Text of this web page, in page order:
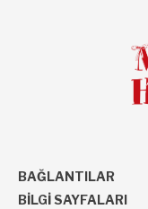
BAĞLANTILAR
BILGI SAYFALARI